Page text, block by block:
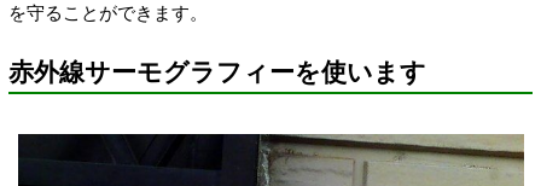
を守ることができます。
赤外線サーモグラフィーを使います